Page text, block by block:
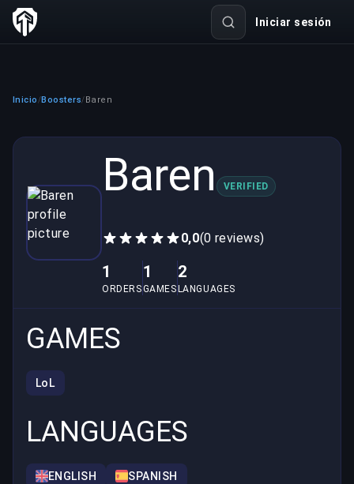
Iniciar sesión
Inicio /Boosters/Baren
Baren VERIFIED
0,0(0 reviews)
1
ORDERS
1
GAMES
2
LANGUAGES
GAMES
LoL
LANGUAGES
ENGLISH SPANISH